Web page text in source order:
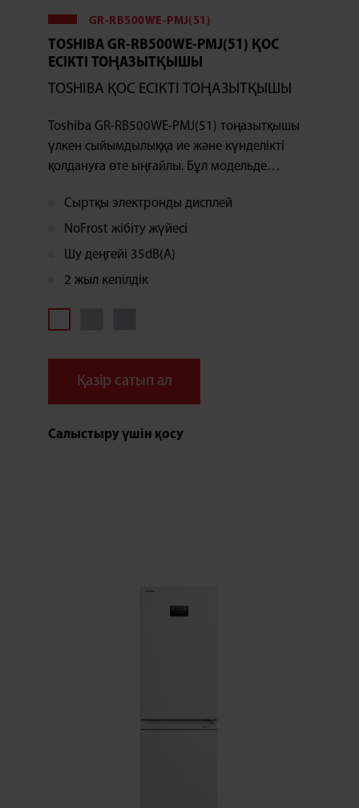
GR-RB500WE-PMJ(51)
TOSHIBA GR-RB500WE-PMJ(51) ҚОС
ЕСІКТІ ТОҢАЗЫТҚЫШЫ
TOSHIBA ҚОС ЕСІКТІ ТОҢАЗЫТҚЫШЫ
Toshiba GR-RB500WE-PMJ(51) тоңазытқышы
үлкен сыйымдылыққа ие және күнделікті
қолдануға өте ыңғайлы. Бұл модельде
мұздатқышты мезгіл-мезгіл ерітуді қажет
етпей, оңай және ыңғайлы күтім жасауға
мүмкіндік береді.
Сыртқы электронды дисплей
NoFrost жібіту жүйесі
Шу деңгейі 35dB(A)
2 жыл кепілдік
Қазір сатып ал
Салыстыру үшін қосу